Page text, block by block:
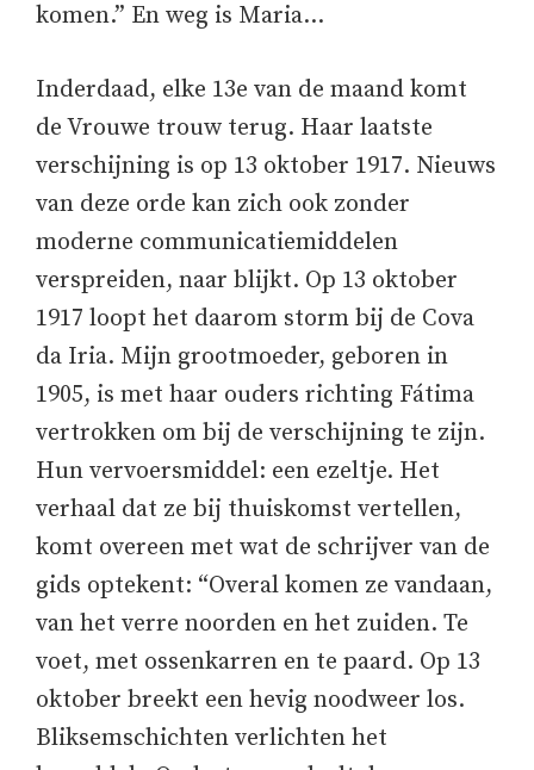
komen.” En weg is Maria…
Inderdaad, elke 13e van de maand komt
de Vrouwe trouw terug. Haar laatste
verschijning is op 13 oktober 1917. Nieuws
van deze orde kan zich ook zonder
moderne communicatiemiddelen
verspreiden, naar blijkt. Op 13 oktober
1917 loopt het daarom storm bij de Cova
da Iria. Mijn grootmoeder, geboren in
1905, is met haar ouders richting Fátima
vertrokken om bij de verschijning te zijn.
Hun vervoersmiddel: een ezeltje. Het
verhaal dat ze bij thuiskomst vertellen,
komt overeen met wat de schrijver van de
gids optekent: “Overal komen ze vandaan,
van het verre noorden en het zuiden. Te
voet, met ossenkarren en te paard. Op 13
oktober breekt een hevig noodweer los.
Bliksemschichten verlichten het